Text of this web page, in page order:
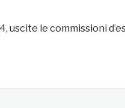
uscite le commissioni